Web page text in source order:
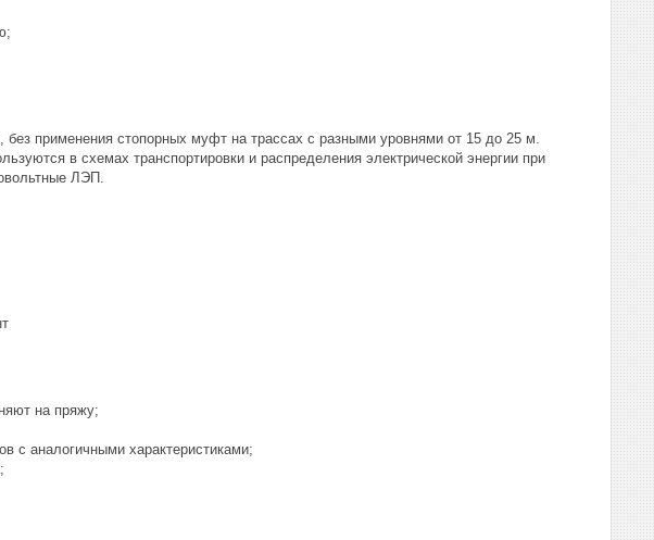
применения стопорных муфт на трассах с разными уровнями от 15 до 25 м.
в схемах транспортировки и распределения электрической энергии при
ЛЭП.
на пряжу;
с аналогичными характеристиками;